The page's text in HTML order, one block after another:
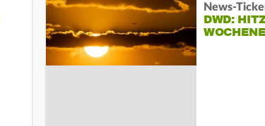
News-
DWD: